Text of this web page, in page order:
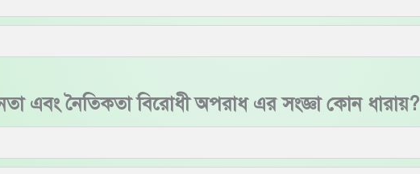
এবং নৈতিকতা বিরোধী অপরাধ এর সংজ্ঞা কোন ধারায়?